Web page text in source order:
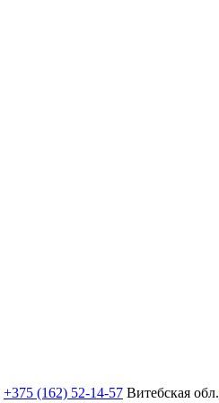
+375 (162) 52-14-57 Витебская обл.